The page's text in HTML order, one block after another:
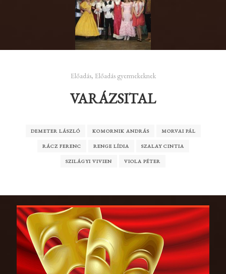
Előadás, Előadás gyermekeknek
VARÁZSITAL
DEMETER LÁSZLÓ KOMORNIK ANDRÁS MORVAI PÁL
RÁCZ FERENC RENGE LÍDIA SZALAY CINTIA
SZILÁGYI VIVIEN VIOLA PÉTER